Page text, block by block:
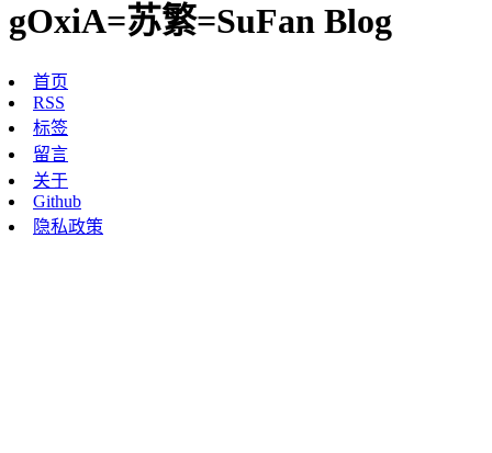
gOxiA=苏繁=SuFan Blog
首页
RSS
标签
留言
关于
Github
隐私政策